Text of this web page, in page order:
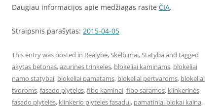
Daugiau informacijos apie medžiagas rasite ČIA.
Straipsnis parašytas: 2015-04-05
This entry was posted in Realybė,Skelbimai,Statyba and tagged
akytas betonas,azurines trinkeles, blokeliai kaminams, blokeliai
namo statybai, blokeliai pamatams, blokeliai pertvaroms, blokeliai
tvoroms,fasado plyteles,fibo kaminai,fibo saramos, klinkerinės
fasado plytelės, klinkerio plyteles fasadui, pamatiniai blokai kaina,